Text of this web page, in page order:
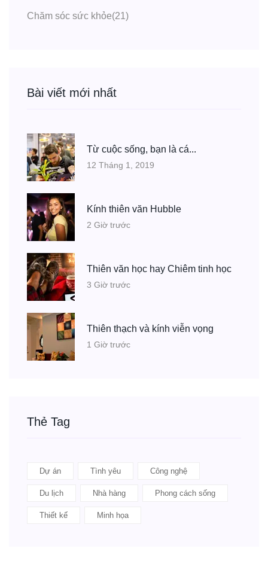
Chăm sóc sức khỏe(21)
Bài viết mới nhất
Từ cuộc sống, bạn là cá...
12 Tháng 1, 2019
Kính thiên văn Hubble
2 Giờ trước
Thiên văn học hay Chiêm tinh học
3 Giờ trước
Thiên thạch và kính viễn vọng
1 Giờ trước
Thẻ Tag
Dự án Tình yêu Công nghệ
Du lịch Nhà hàng Phong cách sống
Thiết kế Minh họa